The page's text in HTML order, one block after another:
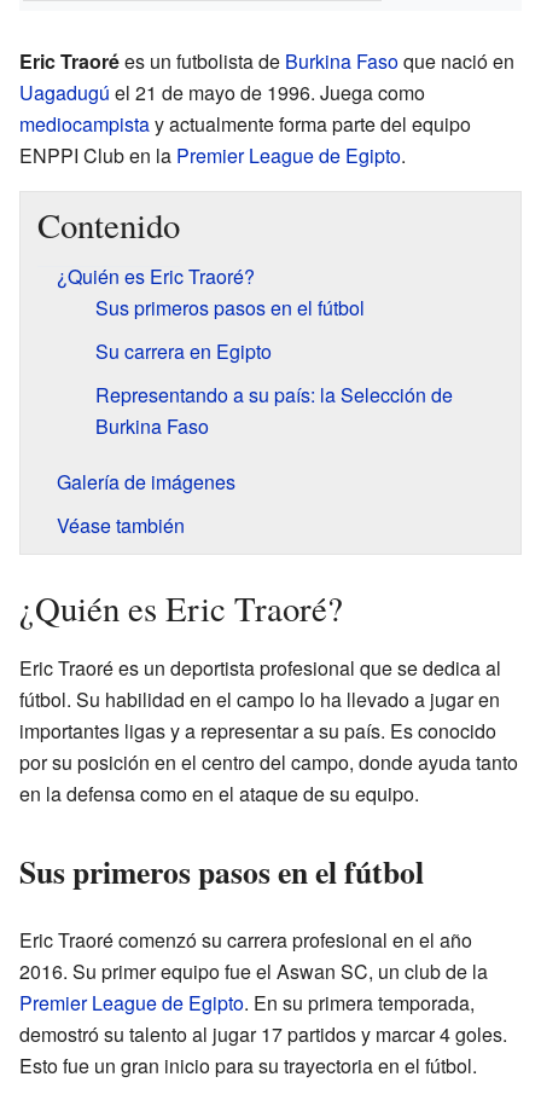
Eric Traorées un futbolista de Burkina Fasoque nació en
Uagadugú el 21 de mayo de 1996. Juega como
mediocampistay actualmente forma parte del equipo
ENPPI Club en la Premier League de Egipto.
Contenido
¿Quién es Eric Traoré?
Sus primeros pasos en el fútbol
Su carrera en Egipto
Representando a su país: la Selección de
Burkina Faso
Galería de imágenes
Véase también
¿Quién es Eric Traoré?
Eric Traoré es un deportista profesional que se dedica al
fútbol. Su habilidad en el campo lo ha llevado a jugar en
importantes ligas y a representar a su país. Es conocido
por su posición en el centro del campo, donde ayuda tanto
en la defensa como en el ataque de su equipo.
Sus primeros pasos en el fútbol
Eric Traoré comenzó su carrera profesional en el año
2016. Su primer equipo fue el Aswan SC, un club de la
Premier League de Egipto. En su primera temporada,
demostró su talento al jugar 17 partidos y marcar 4 goles.
Esto fue un gran inicio para su trayectoria en el fútbol.